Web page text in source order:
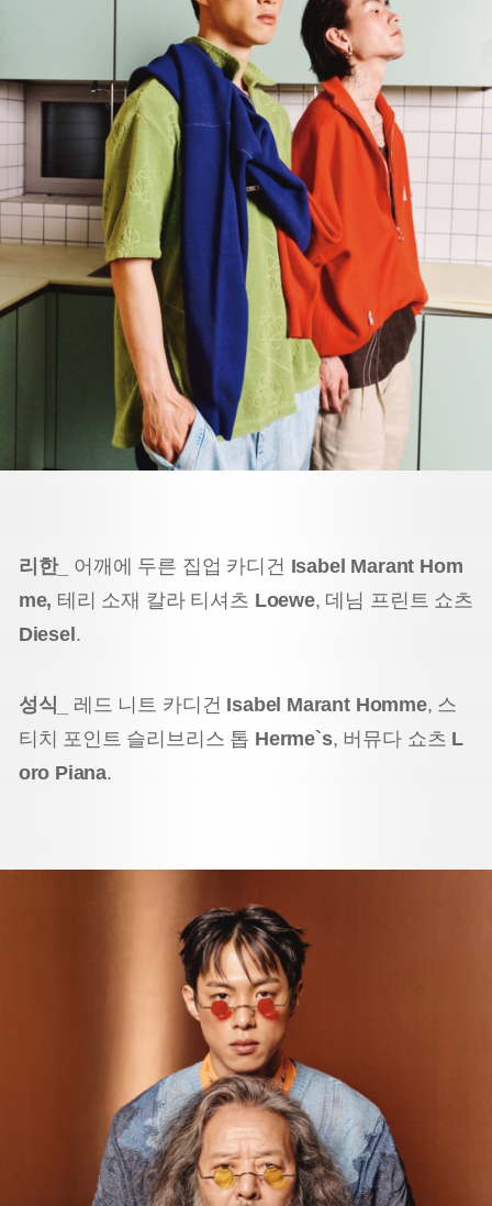
리한_ 어깨에 두른 집업 카디건 Isabel Marant Hom
me, 테리 소재 칼라 티셔츠 Loewe, 데님 프린트 쇼츠
Diesel.
성식_ 레드 니트 카디건 Isabel Marant Homme, 스
티치 포인트 슬리브리스 톱 Herme`s, 버뮤다 쇼츠 L
oro Piana.